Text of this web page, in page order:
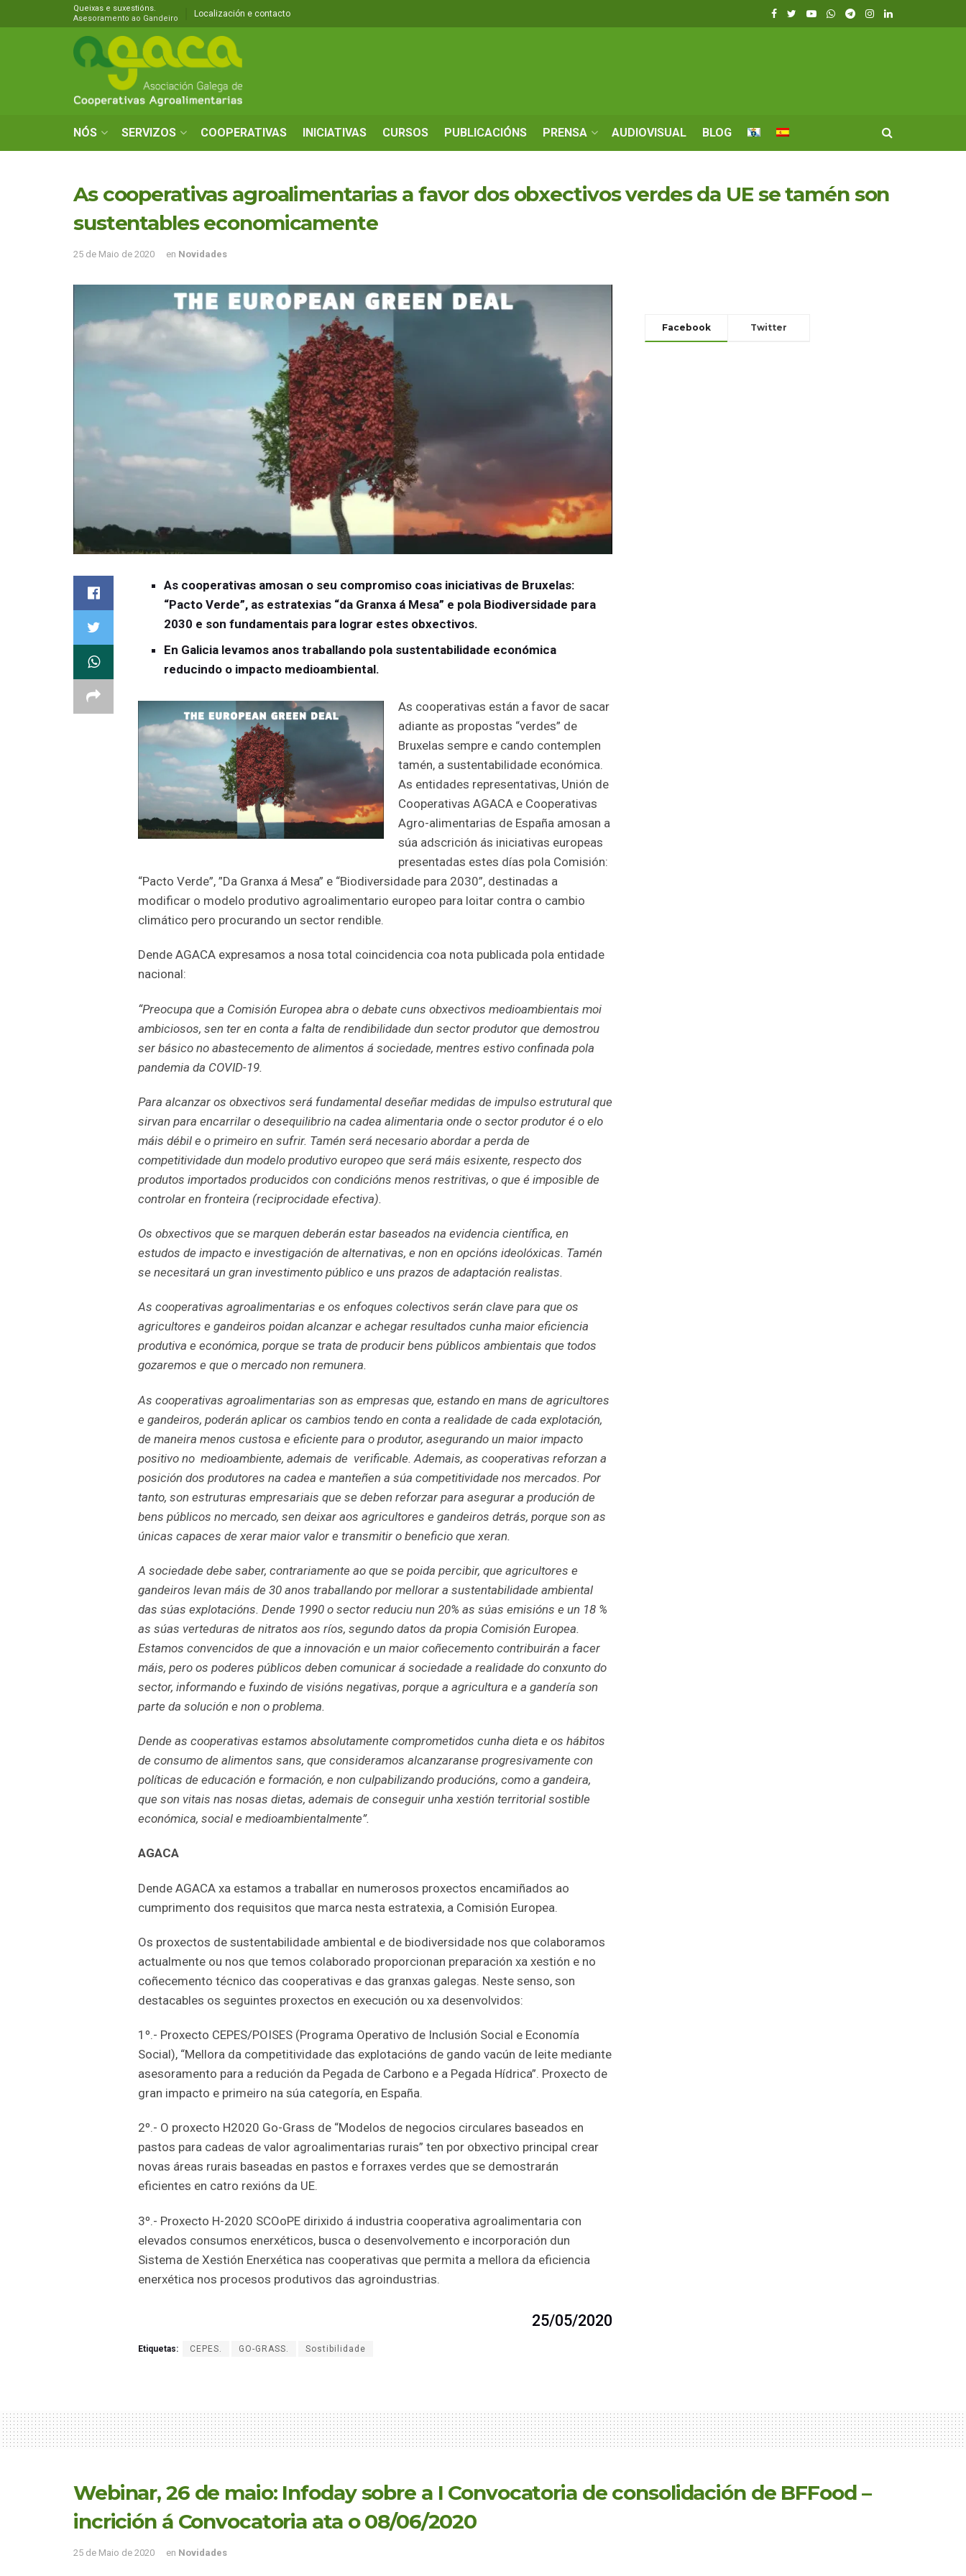
Queixas e suxestións.
Asesoramento ao Gandeiro
Localización e contacto
NÓS SERVIZOS COOPERATIVAS INICIATIVAS CURSOS PUBLICACIÓNS PRENSA AUDIOVISUAL BLOG
As cooperativas agroalimentarias a favor dos obxectivos verdes da UE se tamén son
sustentables economicamente
25 de Maio de 2020 en Novidades
As cooperativas amosan o seu compromiso coas iniciativas de Bruxelas:
“Pacto Verde”, as estratexias “da Granxa á Mesa” e pola Biodiversidade para
2030 e son fundamentais para lograr estes obxectivos.
En Galicia levamos anos traballando pola sustentabilidade económica
reducindo o impacto medioambiental.
As cooperativas están a favor de sacar
adiante as propostas “verdes” de
Bruxelas sempre e cando contemplen
tamén, a sustentabilidade económica.
As entidades representativas, Unión de
Cooperativas AGACA e Cooperativas
Agro-alimentarias de España amosan a
súa adscrición ás iniciativas europeas
presentadas estes días pola Comisión:
“Pacto Verde”, ”Da Granxa á Mesa” e “Biodiversidade para 2030”, destinadas a
modificar o modelo produtivo agroalimentario europeo para loitar contra o cambio
climático pero procurando un sector rendible.
Dende AGACA expresamos a nosa total coincidencia coa nota publicada pola entidade
nacional:
“Preocupa que a Comisión Europea abra o debate cuns obxectivos medioambientais moi
ambiciosos, sen ter en conta a falta de rendibilidade dun sector produtor que demostrou
ser básico no abastecemento de alimentos á sociedade, mentres estivo confinada pola
pandemia da COVID-19.
Para alcanzar os obxectivos será fundamental deseñar medidas de impulso estrutural que
sirvan para encarrilar o desequilibrio na cadea alimentaria onde o sector produtor é o elo
máis débil e o primeiro en sufrir. Tamén será necesario abordar a perda de
competitividade dun modelo produtivo europeo que será máis esixente, respecto dos
produtos importados producidos con condicións menos restritivas, o que é imposible de
controlar en fronteira (reciprocidade efectiva).
Os obxectivos que se marquen deberán estar baseados na evidencia científica, en
estudos de impacto e investigación de alternativas, e non en opcións ideolóxicas. Tamén
se necesitará un gran investimento público e uns prazos de adaptación realistas.
As cooperativas agroalimentarias e os enfoques colectivos serán clave para que os
agricultores e gandeiros poidan alcanzar e achegar resultados cunha maior eficiencia
produtiva e económica, porque se trata de producir bens públicos ambientais que todos
gozaremos e que o mercado non remunera.
As cooperativas agroalimentarias son as empresas que, estando en mans de agricultores
e gandeiros, poderán aplicar os cambios tendo en conta a realidade de cada explotación,
de maneira menos custosa e eficiente para o produtor, asegurando un maior impacto
positivo no medioambiente, ademais de verificable. Ademais, as cooperativas reforzan a
posición dos produtores na cadea e manteñen a súa competitividade nos mercados. Por
tanto, son estruturas empresariais que se deben reforzar para asegurar a produción de
bens públicos no mercado, sen deixar aos agricultores e gandeiros detrás, porque son as
únicas capaces de xerar maior valor e transmitir o beneficio que xeran.
A sociedade debe saber, contrariamente ao que se poida percibir, que agricultores e
gandeiros levan máis de 30 anos traballando por mellorar a sustentabilidade ambiental
das súas explotacións. Dende 1990 o sector reduciu nun 20% as súas emisións e un 18 %
as súas verteduras de nitratos aos ríos, segundo datos da propia Comisión Europea.
Estamos convencidos de que a innovación e un maior coñecemento contribuirán a facer
máis, pero os poderes públicos deben comunicar á sociedade a realidade do conxunto do
sector, informando e fuxindo de visións negativas, porque a agricultura e a gandería son
parte da solución e non o problema.
Dende as cooperativas estamos absolutamente comprometidos cunha dieta e os hábitos
de consumo de alimentos sans, que consideramos alcanzaranse progresivamente con
políticas de educación e formación, e non culpabilizando producións, como a gandeira,
que son vitais nas nosas dietas, ademais de conseguir unha xestión territorial sostible
económica, social e medioambientalmente”.
AGACA
Dende AGACA xa estamos a traballar en numerosos proxectos encamiñados ao
cumprimento dos requisitos que marca nesta estratexia, a Comisión Europea.
Os proxectos de sustentabilidade ambiental e de biodiversidade nos que colaboramos
actualmente ou nos que temos colaborado proporcionan preparación xa xestión e no
coñecemento técnico das cooperativas e das granxas galegas. Neste senso, son
destacables os seguintes proxectos en execución ou xa desenvolvidos:
1º.- Proxecto CEPES/POISES (Programa Operativo de Inclusión Social e Economía
Social), “Mellora da competitividade das explotacións de gando vacún de leite mediante
asesoramento para a redución da Pegada de Carbono e a Pegada Hídrica”. Proxecto de
gran impacto e primeiro na súa categoría, en España.
2º.- O proxecto H2020 Go-Grass de “Modelos de negocios circulares baseados en
pastos para cadeas de valor agroalimentarias rurais” ten por obxectivo principal crear
novas áreas rurais baseadas en pastos e forraxes verdes que se demostrarán
eficientes en catro rexións da UE.
3º.- Proxecto H-2020 SCOoPE dirixido á industria cooperativa agroalimentaria con
elevados consumos enerxéticos, busca o desenvolvemento e incorporación dun
Sistema de Xestión Enerxética nas cooperativas que permita a mellora da eficiencia
enerxética nos procesos produtivos das agroindustrias.
25/05/2020
Etiquetas: CEPES. GO-GRASS. Sostibilidade
Facebook Twitter
Webinar, 26 de maio: Infoday sobre a I Convocatoria de consolidación de BFFood –
incrición á Convocatoria ata o 08/06/2020
25 de Maio de 2020 en Novidades